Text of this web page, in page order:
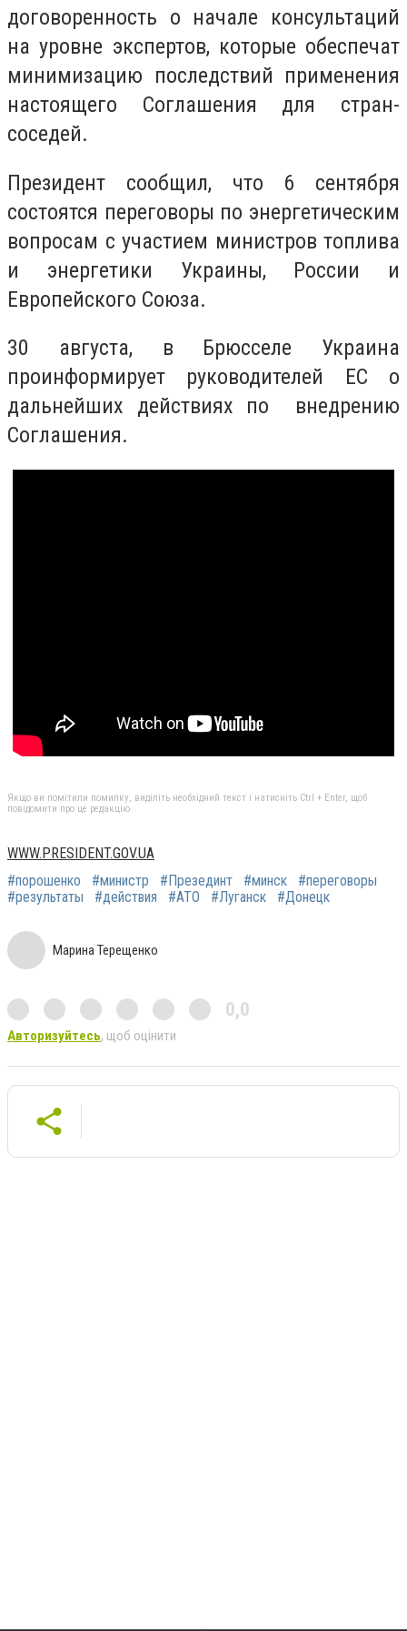
договоренность о начале консультаций
на уровне экспертов, которые обеспечат
минимизацию последствий применения
настоящего Соглашения для стран-
соседей.
Президент сообщил, что 6 сентября
состоятся переговоры по энергетическим
вопросам с участием министров топлива
и энергетики Украины, России и
Европейского Союза.
30 августа, в Брюсселе Украина
проинформирует руководителей ЕС о
дальнейших действиях по внедрению
Соглашения.
Якщо ви помітили помилку, виділіть необхідний текст і натисніть Ctrl + Enter, щоб
повідомити про це редакцію
WWW.PRESIDENT.GOV.UA
#порошенко
#министр #Презединт #минск
#переговоры
#результаты
#действия #АТО #Луганск #Донецк
Марина Терещенко
0,0
Авторизуйтесь, щоб оцінити